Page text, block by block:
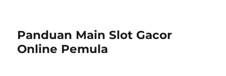
Panduan Main Slot Gacor
Online Pemula